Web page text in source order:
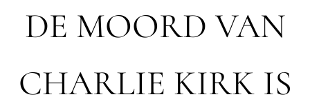
DE MOORD VAN
CHARLIE KIRK IS